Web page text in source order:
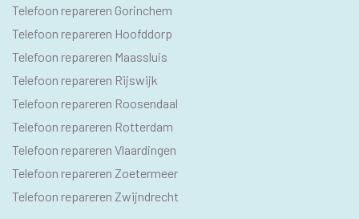
Telefoon repareren Gorinchem
Telefoon repareren Hoofddorp
Telefoon repareren Maassluis
Telefoon repareren Rijswijk
Telefoon repareren Roosendaal
Telefoon repareren Rotterdam
Telefoon repareren Vlaardingen
Telefoon repareren Zoetermeer
Telefoon repareren Zwijndrecht